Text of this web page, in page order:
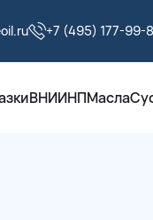
+7 (495) 177-99-
ВНИИНПМасла